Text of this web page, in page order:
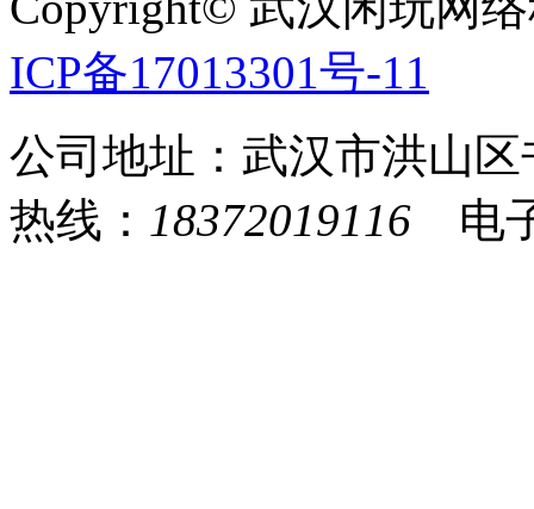
ICP备17013301号-11
公司地址：武汉市洪山
热线： 18372019116 电